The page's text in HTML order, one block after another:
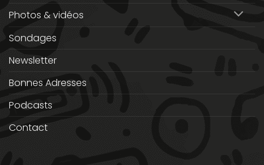
Photos & vidéos
Sondages
Newsletter
Bonnes Adresses
Podcasts
Contact